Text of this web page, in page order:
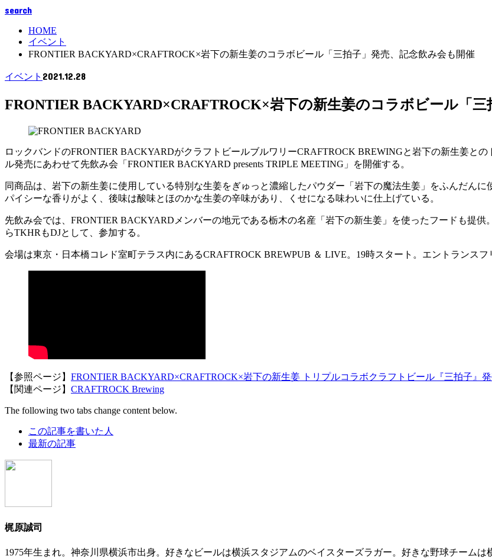
search
HOME
イベント
FRONTIER BACKYARD×CRAFTROCK×岩下の新生姜のコラボビール「三拍子」発売、記念飲み会も開催
イベント 2021.12.28
FRONTIER BACKYARD×CRAFTROCK×岩下の新生姜のコラボビール「三
ロックバンドのFRONTIER BACKYARDがクラフトビールブルワリーCRAFTROCK BREWINGと岩下の新生姜と
ル発売にあわせて先飲み会「FRONTIER BACKYARD presents TRIPLE MEETING」を開催する。
同商品は、岩下の新生姜に使用している特別な生姜をぎゅっと濃縮したパウダー「岩下の魔法生姜」をふんだん
パイシーな香りがよく、後味は酸味とほのかな生姜の辛味があり、くせになる味わいに仕上げている。
先飲み会では、FRONTIER BACKYARDメンバーの地元である栃木の名産「岩下の新生姜」を使ったフードも提供
らTKHRもDJとして、参加する。
会場は東京・日本橋コレド室町テラス内にあるCRAFTROCK BREWPUB ＆ LIVE。19時スタート。エントランスフ
【参照ページ】 FRONTIER BACKYARD×CRAFTROCK×岩下の新生姜 トリプルコラボクラフトビール『三拍子』
【関連ページ】 CRAFTROCK Brewing
The following two tabs change content below.
この記事を書いた人
最新の記事
梶原誠司
1975年生まれ。神奈川県横浜市出身。好きなビールは横浜スタジアムのベイスターズラガー。好きな野球チーム